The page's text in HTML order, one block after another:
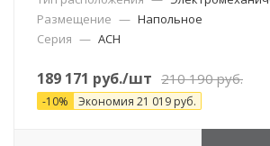
Размещение — Напольное
Серия — АСН
189 171 руб./шт 210 190руб.
-10% Экономия 21 019 руб.